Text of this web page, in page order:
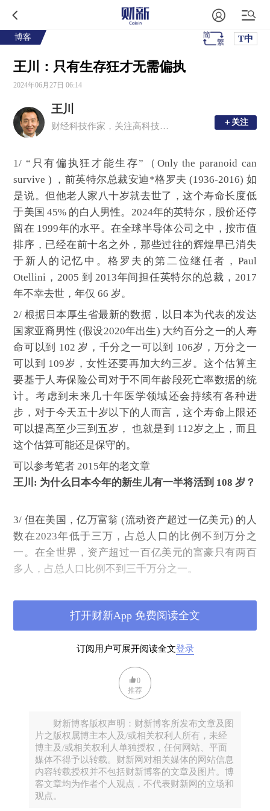
博客 T中
王川：只有生存狂才无需偏执
2024年06月27日 06:14
王川
财经科技作家，关注高科技时代的财富创造。太极拳游泳爱好者 ＋关注
＋关注
1/ “只有偏执狂才能生存”（Only the paranoid can
survive ) ，前英特尔总裁安迪*格罗夫 (1936-2016) 如
是说。但他老人家八十岁就去世了，这个寿命长度低
于美国 45% 的白人男性。2024年的英特尔，股价还停
留在 1999年的水平。在全球半导体公司之中，按市值
排序，已经在前十名之外，那些过往的辉煌早已消失
于新人的记忆中。格罗夫的第二位继任者，Paul
Otellini，2005 到 2013年间担任英特尔的总裁，2017
年不幸去世，年仅 66 岁。
2/ 根据日本厚生省最新的数据，以日本为代表的发达
国家亚裔男性 (假设2020年出生) 大约百分之一的人寿
命可以到 102 岁，千分之一可以到 106岁，万分之一
可以到 109岁，女性还要再加大约三岁。这个估算主
要基于人寿保险公司对于不同年龄段死亡率数据的统
计。考虑到未来几十年医学领域还会持续有各种进
步，对于今天五十岁以下的人而言，这个寿命上限还
可以提高至少三到五岁， 也就是到 112岁之上，而且
这个估算可能还是保守的。
可以参考笔者 2015年的老文章
王川: 为什么日本今年的新生儿有一半将活到 108 岁？
3/ 但在美国，亿万富翁 (流动资产超过一亿美元) 的人
数在2023年低于三万，占总人口的比例不到万分之
一。在全世界，资产超过一百亿美元的富豪只有两百
多人，占总人口比例不到三千万分之一。
比活到 106岁的概率要低 90%，比活到 102岁要低
钱的一个小概率的数字目标 (实际上可以由央行随便
印)，天天拿那些千万分之一，一亿分之一概率的超级
富豪的极端个例来给自己打鸡血，但因劳累过度不到
的翻天覆地的变化，是不是极为愚蠢极为短视?
从1947年科学家发明晶体管开始，高科技行业每隔
大约 15年会发生一次重大范式转移 (Paradigm shift) 。
笔者在此挑选了几个标志性的事件：
1947年 12月贝尔实验室发明第一个点接触晶体管， 晶
订阅用户可展开阅读全文登录
打开财新App 免费阅读全文
0
推荐
财新博客版权声明：财新博客所发布文章及图
片之版权属博主本人及/或相关权利人所有，未经
博主及/或相关权利人单独授权，任何网站、平面
媒体不得予以转载。财新网对相关媒体的网站信息
内容转载授权并不包括财新博客的文章及图片。博
客文章均为作者个人观点，不代表财新网的立场和
观点。